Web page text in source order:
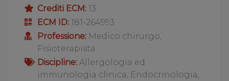
Crediti ECM: 13
ECM ID: 181-264993
Professione: Medico chirurgo,
Fisioterapista
Discipline: Allergologia ed
immunologia clinica, Endocrinologia,